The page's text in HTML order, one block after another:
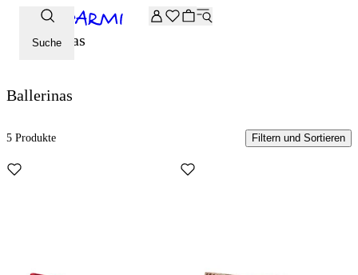
Zusätzliche -20 % Rabatt auf die Archive-Auswahl. Geben Sie
Suche
Ballerinas
Ballerinas
5 Produkte Filtern und Sortieren